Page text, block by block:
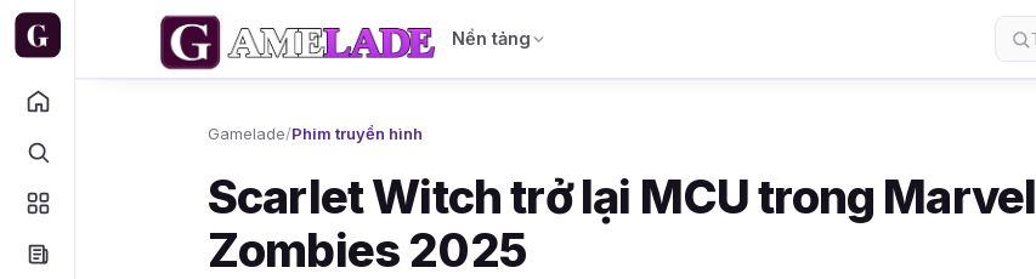
Nền tảng
Gamelade/Phim truyền hình
Scarlet Witch trở lại MCU trong Marvel
Zombies 2025